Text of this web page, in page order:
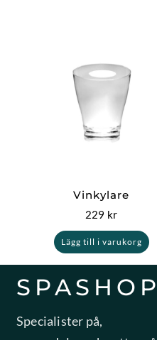
Vinkylare
229 kr
Lägg till i varukorg
Specialister på,